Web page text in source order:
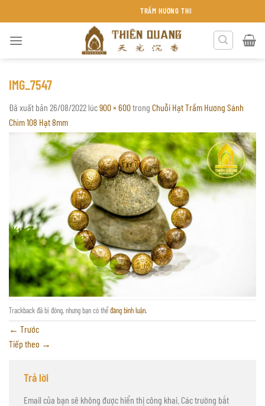
đến
TRẦM HƯƠNG THIÊN QUANG KHÁNH HÒA
IMG_7547
Đã xuất bản 26/08/2022 lúc900 × 600trong Chuỗi Hạt Trầm Hương Sánh
Chìm 108 Hạt 8mm
Trackback đã bị đóng, nhưng bạn có thểđăng bình luận.
← Trước
Tiếp theo →
Trả lời
Email của bạn sẽ không được hiển thị công khai. Các trường bắt